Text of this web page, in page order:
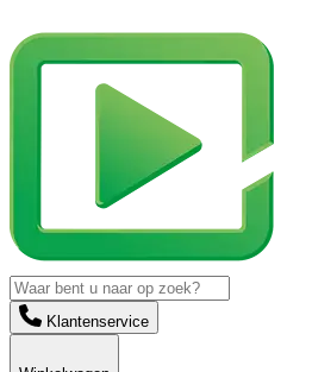
Klantenservice